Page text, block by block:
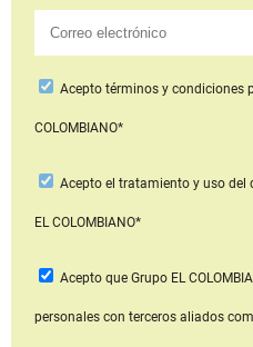
Aceptotérminos y condiciones
COLOMBIANO*
Acepto el tratamiento y uso del
EL COLOMBIANO*
Acepto que Grupo EL
personales con terceros aliados